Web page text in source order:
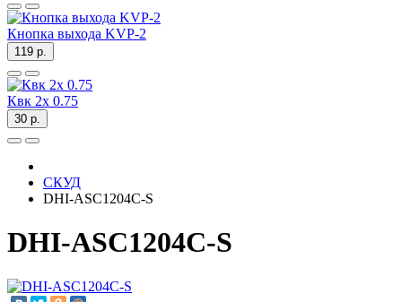
Кнопка выхода KVP-2
119 р.
Квк 2х 0.75
30 р.
СКУД
DHI-ASC1204C-S
DHI-ASC1204C-S